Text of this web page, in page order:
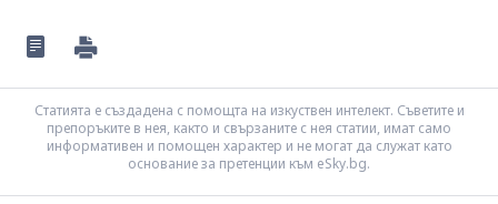
Статията е създадена с помощта на изкуствен интелект. Съветите и
препоръките в нея, както и свързаните с нея статии, имат само
информативен и помощен характер и не могат да служат като
основание за претенции към eSky.bg.